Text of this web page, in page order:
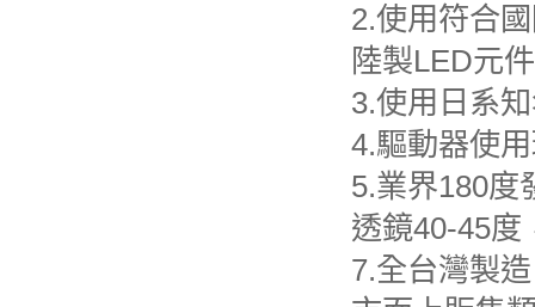
2.使用符合
陸製LED元件
3.使用日系
4.驅動器使
5.業界180度
透鏡40-45度
7.全台灣製